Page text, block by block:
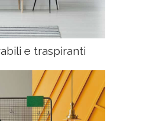
e traspiranti